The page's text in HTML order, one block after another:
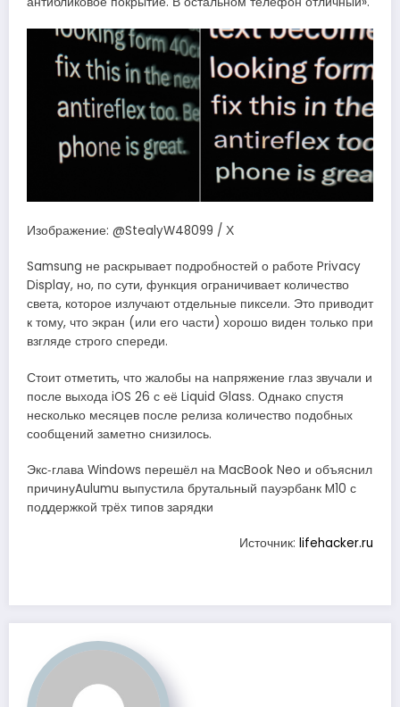
Изображение: @StealyW48099 / Х
Samsung не раскрывает подробностей о работе Privacy
Display, но, по сути, функция ограничивает количество
света, которое излучают отдельные пиксели. Это приводит
к тому, что экран (или его части) хорошо виден только при
взгляде строго спереди.
Стоит отметить, что жалобы на напряжение глаз звучали и
после выхода iOS 26 с её Liquid Glass. Однако спустя
несколько месяцев после релиза количество подобных
сообщений заметно снизилось.
Экс‑глава Windows перешёл на MacBook Neo и объяснил
причинуAulumu выпустила брутальный пауэрбанк M10 с
поддержкой трёх типов зарядки
Источник: lifehacker.ru